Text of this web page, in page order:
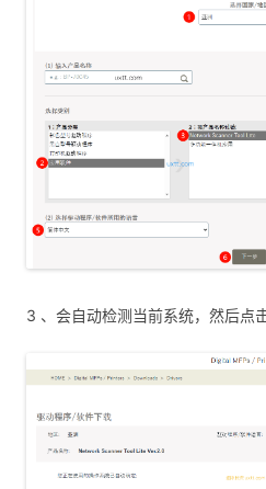
3 、会自动检测当前系统，然后点